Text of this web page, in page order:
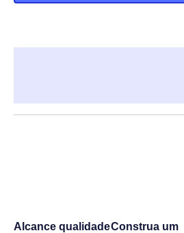
Alcance qualidadeConstrua um